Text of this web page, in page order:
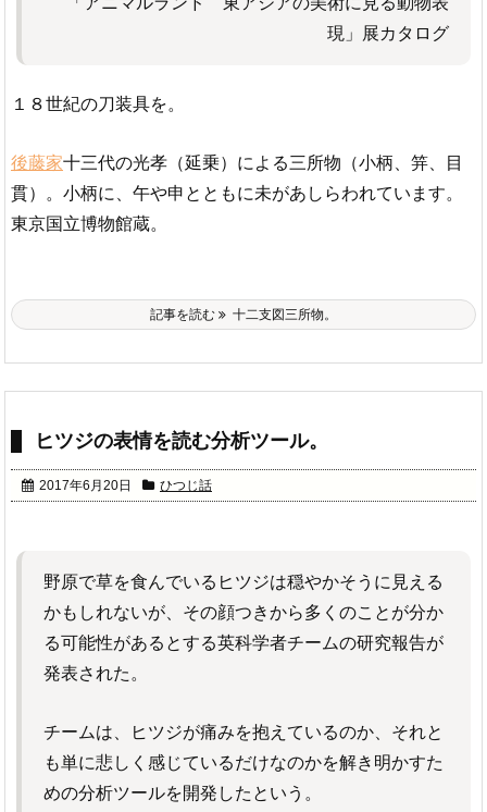
現」展カタログ
１８世紀の刀装具を。
後藤家十三代の光孝（延乗）による三所物（小柄、笄、目
貫）。小柄に、午や申とともに未があしらわれています。
東京国立博物館蔵。
記事を読む 十二支図三所物。
ヒツジの表情を読む分析ツール。
2017年6月20日 ひつじ話
野原で草を食んでいるヒツジは穏やかそうに見える
かもしれないが、その顔つきから多くのことが分か
る可能性があるとする英科学者チームの研究報告が
発表された。
チームは、ヒツジが痛みを抱えているのか、それと
も単に悲しく感じているだけなのかを解き明かすた
めの分析ツールを開発したという。